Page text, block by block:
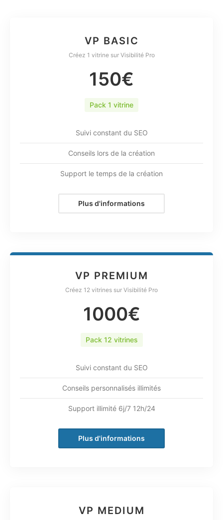
VP BASIC
Créez 1 vitrine sur Visibilité Pro
150€
Pack 1 vitrine
Suivi constant du SEO
Conseils lors de la création
Support le temps de la création
Plus d'informations
VP PREMIUM
Créez 12 vitrines sur Visibilité Pro
1000€
Pack 12 vitrines
Suivi constant du SEO
Conseils personnalisés illimités
Support illimité 6j/7 12h/24
Plus d'informations
VP MEDIUM